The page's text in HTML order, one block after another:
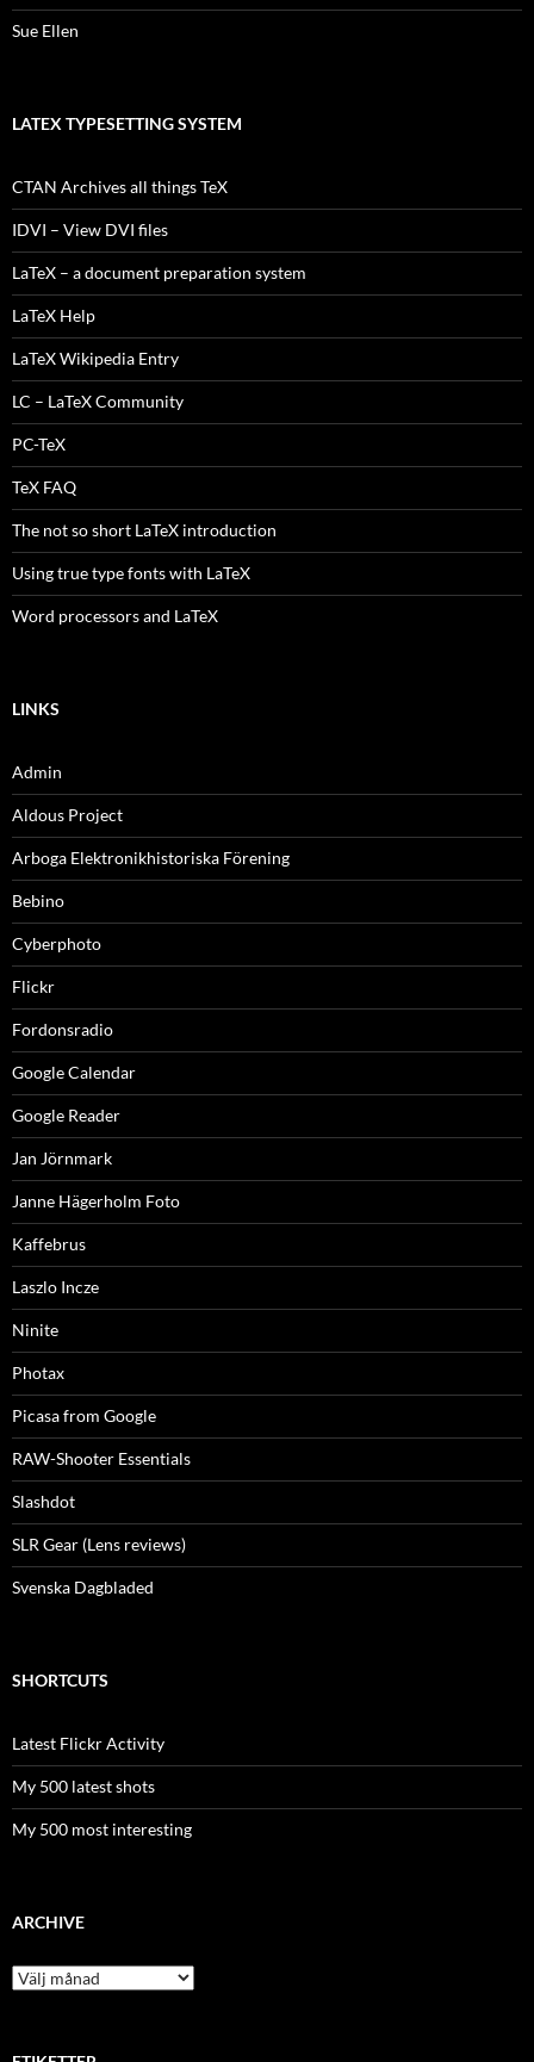
Sue Ellen
LATEX TYPESETTING SYSTEM
CTAN Archives all things TeX
IDVI – View DVI files
LaTeX – a document preparation system
LaTeX Help
LaTeX Wikipedia Entry
LC – LaTeX Community
PC-TeX
TeX FAQ
The not so short LaTeX introduction
Using true type fonts with LaTeX
Word processors and LaTeX
LINKS
Admin
Aldous Project
Arboga Elektronikhistoriska Förening
Bebino
Cyberphoto
Flickr
Fordonsradio
Google Calendar
Google Reader
Jan Jörnmark
Janne Hägerholm Foto
Kaffebrus
Laszlo Incze
Ninite
Photax
Picasa from Google
RAW-Shooter Essentials
Slashdot
SLR Gear (Lens reviews)
Svenska Dagbladed
SHORTCUTS
Latest Flickr Activity
My 500 latest shots
My 500 most interesting
ARCHIVE
Archive